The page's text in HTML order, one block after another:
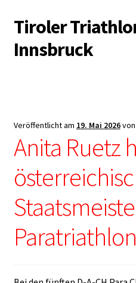
Zur
Navigation
springen
Zum
Inhalt
springen
Tiroler
Innsbruck
Der Verein
Trainingsangebot
Veranstaltungen
Kontakt & Infopool
Veröffentlicht am 19. Mai 2026von
Anita Ruetz
Paratriathlon